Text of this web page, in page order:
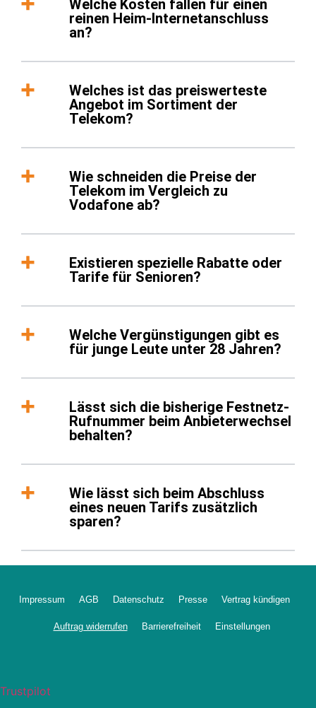
Welche Kosten fallen für einen
reinen Heim-Internetanschluss
an?
Welches ist das preiswerteste
Angebot im Sortiment der
Telekom?
Wie schneiden die Preise der
Telekom im Vergleich zu
Vodafone ab?
Existieren spezielle Rabatte oder
Tarife für Senioren?
Welche Vergünstigungen gibt es
für junge Leute unter 28 Jahren?
Lässt sich die bisherige Festnetz-
Rufnummer beim Anbieterwechsel
behalten?
Wie lässt sich beim Abschluss
eines neuen Tarifs zusätzlich
sparen?
Impressum AGB Datenschutz Presse Vertrag kündigen
Auftrag widerrufen Barrierefreiheit Einstellungen
Trustpilot